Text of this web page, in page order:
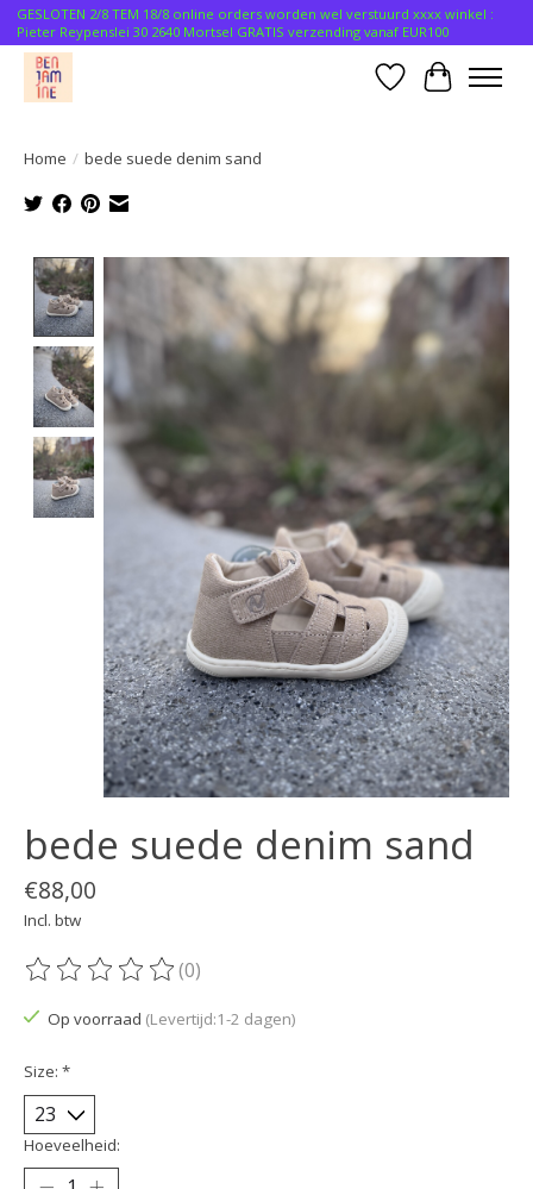
GESLOTEN 2/8 TEM 18/8 online orders worden wel verstuurd xxxx winkel :
Pieter Reypenslei 30 2640 Mortsel GRATIS verzending vanaf EUR100
Verlanglijst
Home / bede suede denim sand
Product image slideshow Items
bede suede denim sand
€88,00
Incl. btw
De beoordeling van dit product is
(0)
Op voorraad (Levertijd:1-2 dagen)
Size: *
Hoeveelheid: